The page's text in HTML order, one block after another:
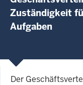
Zuständigkeit
Aufgaben
Der